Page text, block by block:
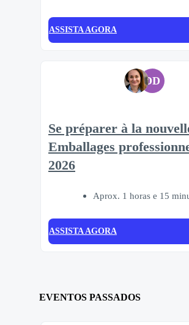
ASSISTA AGORA
DD
Se préparer à la
Emballages
2026
Aprox. 1 horas e 15
ASSISTA AGORA
EVENTOS PASSADOS